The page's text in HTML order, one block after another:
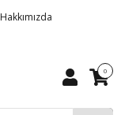
Hakkımızda
0